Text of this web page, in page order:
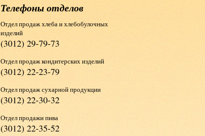
Телефоны отделов
Отдел продаж хлеба и хлебобулочных
изделий
(3012) 29-79-73
Отдел продаж кондитерских изделий
(3012) 22-23-79
Отдел продаж сухарной продукции
(3012) 22-30-32
Отдел продажи пива
(3012) 22-35-52